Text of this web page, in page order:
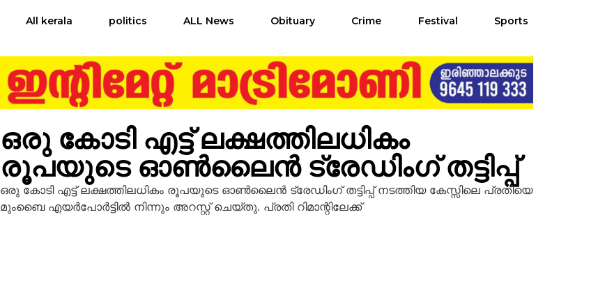
All kerala politics ALL News Obituary Crime Festival Sports
ഒരു കോടി എട്ട് ലക്ഷത്തിലധികം
രൂപയുടെ ഓൺലൈൻ ട്രേഡിംഗ് തട്ടിപ്പ്
ഒരു കോടി എട്ട് ലക്ഷത്തിലധികം രൂപയുടെ ഓൺലൈൻ ട്രേഡിംഗ് തട്ടിപ്പ് നടത്തിയ കേസ്സിലെ പ്രതിയെ
മുംബൈ എയർപോർട്ടിൽ നിന്നും അറസ്റ്റ് ചെയ്തു. പ്രതി റിമാന്റിലേക്ക്